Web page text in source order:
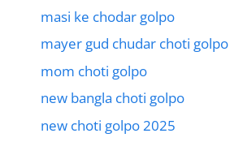
masi ke chodar golpo
mayer gud chudar choti golpo
mom choti golpo
new bangla choti golpo
new choti golpo 2025